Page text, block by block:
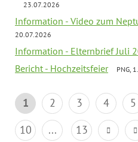
23.07.2026
Information - Video zum
20.07.2026
Information - Elternbrief Juli
Bericht - Hochzeitsfeier PNG,
1 2 3 4 5
10
... 13